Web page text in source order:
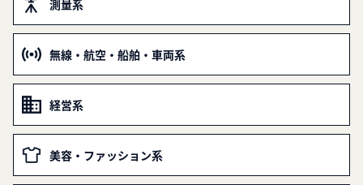
測量系
無線・航空・船舶・車両系
経営系
美容・ファッション系